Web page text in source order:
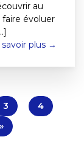
au
évoluer
savoir plus →
3
4